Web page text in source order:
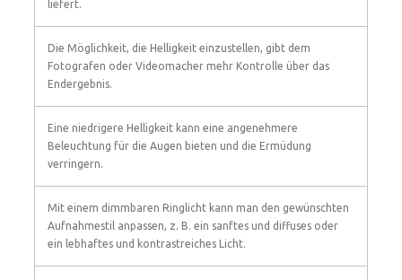
liefert.
Die Möglichkeit, die Helligkeit einzustellen, gibt dem
Fotografen oder Videomacher mehr Kontrolle über das
Endergebnis.
Eine niedrigere Helligkeit kann eine angenehmere
Beleuchtung für die Augen bieten und die Ermüdung
verringern.
Mit einem dimmbaren Ringlicht kann man den gewünschten
Aufnahmestil anpassen, z. B. ein sanftes und diffuses oder
ein lebhaftes und kontrastreiches Licht.